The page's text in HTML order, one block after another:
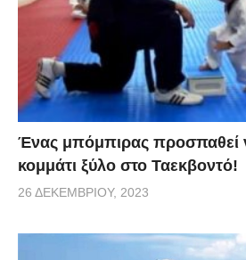
Ένας μπόμπιρας προσπαθεί
κομμάτι ξύλο στο Ταεκβοντό!
26 ΔΕΚΕΜΒΡΊΟΥ, 2023